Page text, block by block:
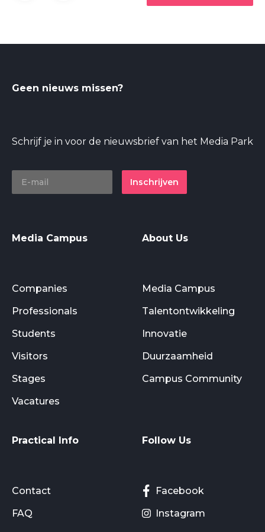
Geen nieuws missen?
Schrijf je in voor de nieuwsbrief van het Media Park
Inschrijven
Media Campus
Companies
Professionals
Students
Visitors
Stages
Vacatures
About Us
Media Campus
Talentontwikkeling
Innovatie
Duurzaamheid
Campus Community
Practical Info
Contact
FAQ
Follow Us
Facebook
Instagram